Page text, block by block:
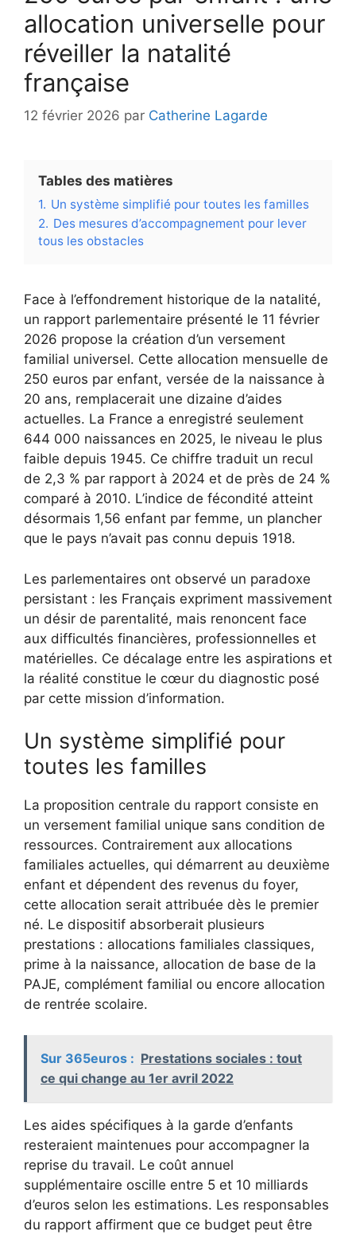
allocation universelle pour
réveiller la natalité
française
12 février 2026 par Catherine Lagarde
Tables des matières
1. Un système simplifié pour toutes les familles
2. Des mesures d’accompagnement pour lever
tous les obstacles
Face à l’effondrement historique de la natalité,
un rapport parlementaire présenté le 11 février
2026 propose la création d’un versement
familial universel. Cette allocation mensuelle de
250 euros par enfant, versée de la naissance à
20 ans, remplacerait une dizaine d’aides
actuelles. La France a enregistré seulement
644 000 naissances en 2025, le niveau le plus
faible depuis 1945. Ce chiffre traduit un recul
de 2,3 % par rapport à 2024 et de près de 24 %
comparé à 2010. L’indice de fécondité atteint
désormais 1,56 enfant par femme, un plancher
que le pays n’avait pas connu depuis 1918.
Les parlementaires ont observé un paradoxe
persistant : les Français expriment massivement
un désir de parentalité, mais renoncent face
aux difficultés financières, professionnelles et
matérielles. Ce décalage entre les aspirations et
la réalité constitue le cœur du diagnostic posé
par cette mission d’information.
Un système simplifié pour
toutes les familles
La proposition centrale du rapport consiste en
un versement familial unique sans condition de
ressources. Contrairement aux allocations
familiales actuelles, qui démarrent au deuxième
enfant et dépendent des revenus du foyer,
cette allocation serait attribuée dès le premier
né. Le dispositif absorberait plusieurs
prestations : allocations familiales classiques,
prime à la naissance, allocation de base de la
PAJE, complément familial ou encore allocation
de rentrée scolaire.
Sur 365euros : Prestations sociales : tout
ce qui change au 1er avril 2022
Les aides spécifiques à la garde d’enfants
resteraient maintenues pour accompagner la
reprise du travail. Le coût annuel
supplémentaire oscille entre 5 et 10 milliards
d’euros selon les estimations. Les responsables
du rapport affirment que ce budget peut être